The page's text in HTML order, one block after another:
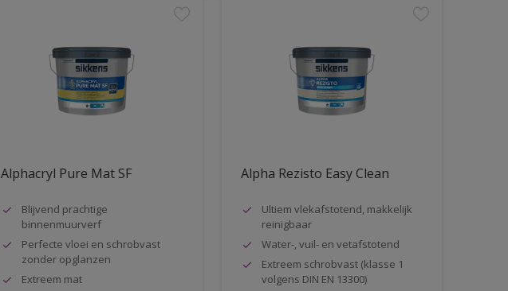
Alphacryl Pure Mat SF
Blijvend prachtige
binnenmuurverf
Perfecte vloei en schrobvast
zonder opglanzen
Extreem mat
Alpha Rezisto Easy Clean
Ultiem vlekafstotend, makkelijk
reinigbaar
Water-, vuil- en vetafstotend
Extreem schrobvast (klasse 1
volgens DIN EN 13300)